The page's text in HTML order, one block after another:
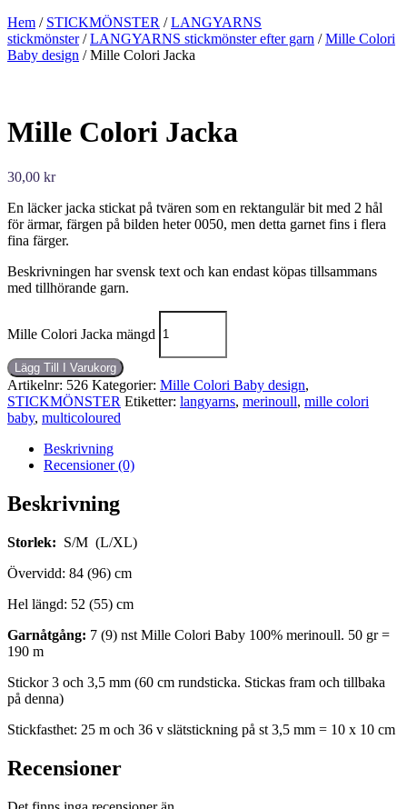
Hem / STICKMÖNSTER /LANGYARNS
stickmönster/LANGYARNS stickmönster efter garn /Mille Colori
Baby design / Mille Colori Jacka
Mille Colori Jacka
30,00 kr
En läcker jacka stickat på tvären som en rektangulär bit med 2 hål
för ärmar, färgen på bilden heter 0050, men detta garnet fins i flera
fina färger.
Beskrivningen har svensk text och kan endast köpas tillsammans
med tillhörande garn.
Mille Colori Jacka mängd
Lägg Till I Varukorg
Artikelnr: 526 Kategorier: Mille Colori Baby design,
STICKMÖNSTER Etiketter: langyarns, merinoull, mille colori
baby, multicoloured
Beskrivning
Recensioner (0)
Beskrivning
Storlek: S/M (L/XL)
Övervidd: 84 (96) cm
Hel längd: 52 (55) cm
Garnåtgång: 7 (9) nst Mille Colori Baby 100% merinoull. 50 gr =
190 m
Stickor 3 och 3,5 mm (60 cm rundsticka. Stickas fram och tillbaka
på denna)
Stickfasthet: 25 m och 36 v slätstickning på st 3,5 mm = 10 x 10 cm
Recensioner